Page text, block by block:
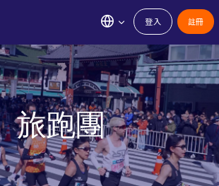
登入 註冊
旅跑團